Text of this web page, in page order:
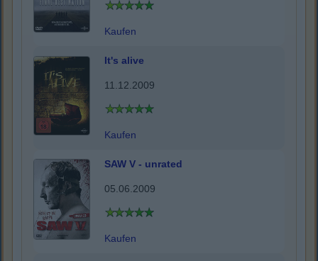
Kaufen
It's alive
11.12.2009
Kaufen
SAW V - unrated
05.06.2009
Kaufen